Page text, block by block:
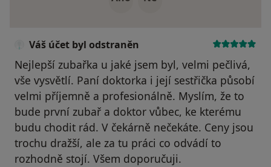
Váš účet byl odstraněn
Nejlepší zubařka u jaké jsem byl, velmi pečlivá,
vše vysvětlí. Paní doktorka i její sestřička působí
velmi příjemně a profesionálně. Myslím, že to
bude první zubař a doktor vůbec, ke kterému
budu chodit rád. V čekárně nečekáte. Ceny jsou
trochu dražší, ale za tu práci co odvádí to
rozhodně stojí. Všem doporučuji.